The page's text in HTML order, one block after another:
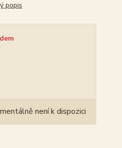
popis
není k dispozici